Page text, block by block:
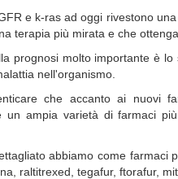
e k-ras ad oggi rivestono
terapia più mirata e che
prognosi molto importante è
nell'organismo.
che accanto ai nuovi
un ampia varietà di farmaci
abbiamo come farmaci
raltitrexed, tegafur, ftorafur,